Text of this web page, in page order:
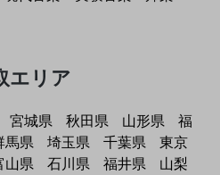
エリア
宮城県 秋田県 山形県
福
馬県 埼玉県 千葉県
東京
山県 石川県 福井県
山梨